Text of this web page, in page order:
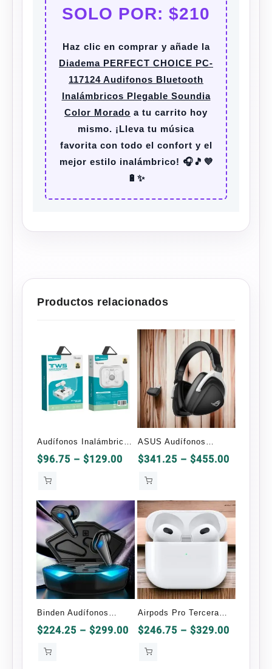
SOLO POR: $210
Haz clic en comprar y añade la
Diadema PERFECT CHOICE PC-
117124 Audifonos Bluetooth
Inalámbricos Plegable Soundia
Color Morado a tu carrito hoy
mismo. ¡Lleva tu música
favorita con todo el confort y el
mejor estilo inalámbrico! 🎧🎵💜
🔋✨
Productos relacionados
Audífonos Inalámbricos
Bluetooth TWS009
$96.75 – $129.00 Price
$96.75
$129.00
ASUS Audífonos
Gamer ROG Delta S
$341.25 – $455.00
$455.00
Binden Audífonos
Gamer Dark Manta K55
$224.25 – $299.00 Price
$224.25
Airpods Pro Tercera
Generación OEM
$246.75 – $329.00